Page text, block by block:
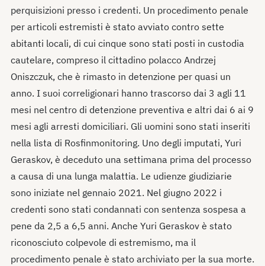
perquisizioni presso i credenti. Un procedimento penale
per articoli estremisti è stato avviato contro sette
abitanti locali, di cui cinque sono stati posti in custodia
cautelare, compreso il cittadino polacco Andrzej
Oniszczuk, che è rimasto in detenzione per quasi un
anno. I suoi correligionari hanno trascorso dai 3 agli 11
mesi nel centro di detenzione preventiva e altri dai 6 ai 9
mesi agli arresti domiciliari. Gli uomini sono stati inseriti
nella lista di Rosfinmonitoring. Uno degli imputati, Yuri
Geraskov, è deceduto una settimana prima del processo
a causa di una lunga malattia. Le udienze giudiziarie
sono iniziate nel gennaio 2021. Nel giugno 2022 i
credenti sono stati condannati con sentenza sospesa a
pene da 2,5 a 6,5 anni. Anche Yuri Geraskov è stato
riconosciuto colpevole di estremismo, ma il
procedimento penale è stato archiviato per la sua morte.